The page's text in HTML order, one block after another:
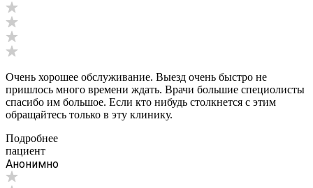
Очень хорошее обслуживание. Выезд очень быстро не
пришлось много времени ждать. Врачи большие специолисты
спасибо им большое. Если кто нибудь столкнется с этим
обращайтесь только в эту клинику.
Подробнее
пациент
Анонимно